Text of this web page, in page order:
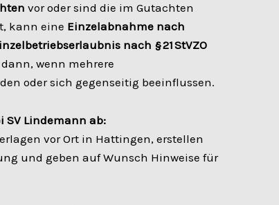
vor oder sind die im Gutachten
kann eine Einzelabnahme nach
nach § 21 StVZO
wenn mehrere
oder sich gegenseitig beeinflussen.
SV Lindemann ab:
vor Ort in Hattingen, erstellen
und geben auf Wunsch Hinweise für